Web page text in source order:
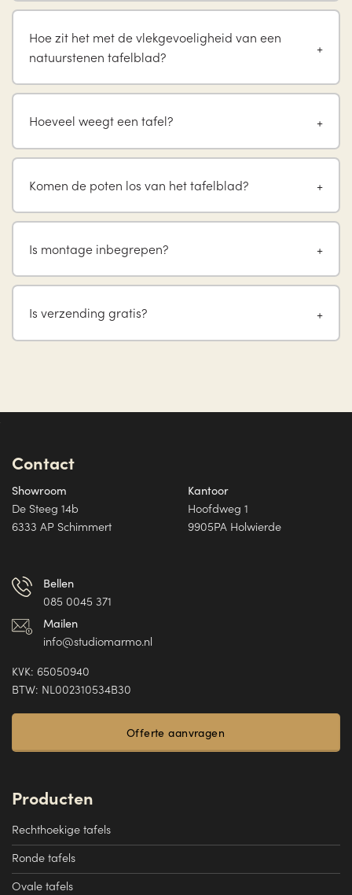
Hoe zit het met de vlekgevoeligheid van een
natuurstenen tafelblad?
Hoeveel weegt een tafel?
Komen de poten los van het tafelblad?
Is montage inbegrepen?
Is verzending gratis?
Contact
Showroom
De Steeg 14b
6333 AP Schimmert
Kantoor
Hoofdweg 1
9905PA Holwierde
Bellen
085 0045 371
Mailen
info@studiomarmo.nl
KVK: 65050940
BTW: NL002310534B30
Offerte aanvragen
Producten
Rechthoekige tafels
Ronde tafels
Ovale tafels